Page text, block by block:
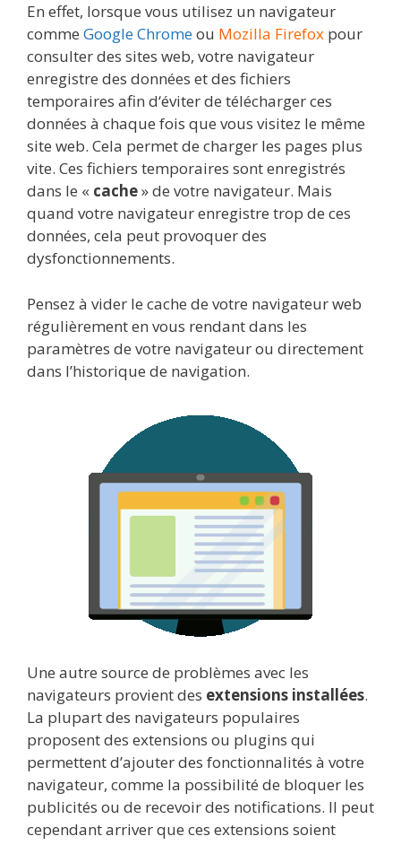
En effet, lorsque vous utilisez un navigateur
comme Google Chromeou Mozilla Firefox pour
consulter des sites web, votre navigateur
enregistre des données et des fichiers
temporaires afin d‘éviter de télécharger ces
données à chaque fois que vous visitez le même
site web. Cela permet de charger les pages plus
vite. Ces fichiers temporaires sont enregistrés
dans le « cache» de votre navigateur. Mais
quand votre navigateur enregistre trop de ces
données, cela peut provoquer des
dysfonctionnements.
Pensez à vider le cache de votre navigateur web
régulièrement en vous rendant dans les
paramètres de votre navigateur ou directement
dans l’historique de navigation.
Une autre source de problèmes avec les
navigateurs provient des extensions installées.
La plupart des navigateurs populaires
proposent des extensions ou plugins qui
permettent d’ajouter des fonctionnalités à votre
navigateur, comme la possibilité de bloquer les
publicités ou de recevoir des notifications. Il peut
cependant arriver que ces extensions soient